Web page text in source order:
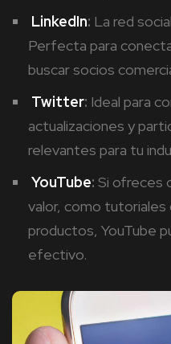
LinkedIn: La red
Perfecta para
buscar socios
Twitter: Ideal para
actualizaciones y
relevantes para tu
YouTube: Si ofreces
valor, como
productos, YouTube
efectivo.